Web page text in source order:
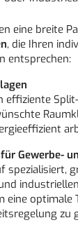
eine breite
, die Ihren
entsprechen:
effiziente
Gewerbe-
spezialisiert,
eine optimale
zu